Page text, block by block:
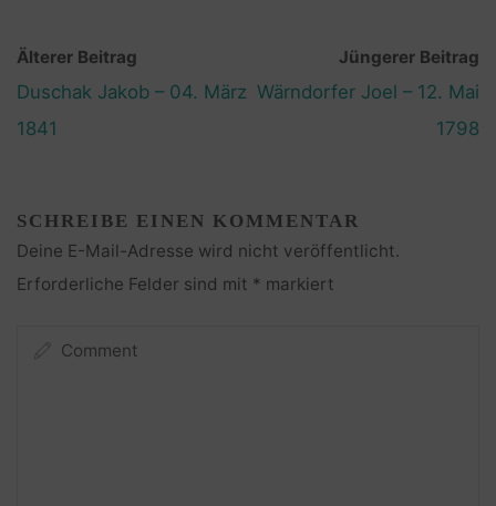
Älterer Beitrag
Duschak Jakob – 04. März
1841
Jüngerer Beitrag
Wärndorfer Joel – 12. Mai
1798
SCHREIBE EINEN KOMMENTAR
Deine E-Mail-Adresse wird nicht veröffentlicht.
Erforderliche Felder sind mit * markiert